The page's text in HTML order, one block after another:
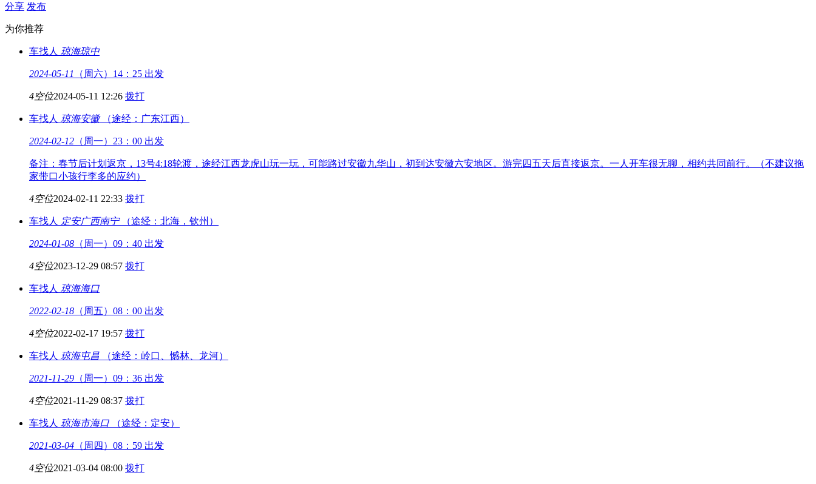
分享 发布
为你推荐
车找人 琼海琼中
2024-05-11 （周六）14：25 出发
4空位2024-05-11 12:26 拨打
车找人 琼海安徽 （途经：广东江西）
2024-02-12 （周一）23：00 出发
备注：春节后计划返京，13号4:18轮渡，途经江西龙虎山玩一玩，可能路过安徽九华山，初到达安徽六安地区。游完四五天后直接返京。一人开车很无聊，相约共同前行。（不建议拖
家带口小孩行李多的应约）
4空位2024-02-11 22:33 拨打
车找人 定安广西南宁 （途经：北海，钦州）
2024-01-08 （周一）09：40 出发
4空位2023-12-29 08:57 拨打
车找人 琼海海口
2022-02-18 （周五）08：00 出发
4空位2022-02-17 19:57 拨打
车找人 琼海屯昌 （途经：岭口、憾林、龙河）
2021-11-29 （周一）09：36 出发
4空位2021-11-29 08:37 拨打
车找人 琼海市海口 （途经：定安）
2021-03-04 （周四）08：59 出发
4空位2021-03-04 08:00 拨打